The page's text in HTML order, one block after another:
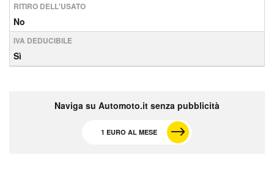
RITIRO DELL'USATO
No
IVA DEDUCIBILE
Sì
Naviga su Automoto.it senza pubblicità
1 EURO AL MESE